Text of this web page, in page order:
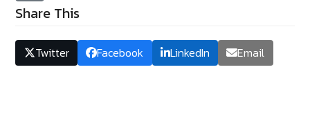
Share This
Twitter Facebook LinkedIn Email